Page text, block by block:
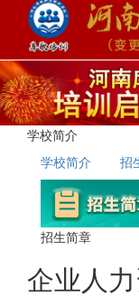
学校简介
学校简介
招
招生简章
企业人